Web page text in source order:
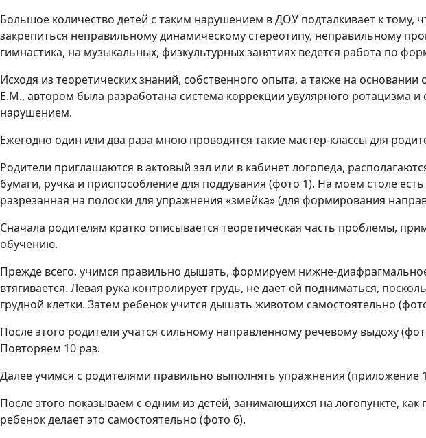
Большое количество детей с таким нарушением в ДОУ подталкивает к
закрепиться неправильному динамическому стереотипу, неправильному
гимнастика, на музыкальных, физкультурных занятиях ведется работа по
Исходя из теоретических знаний, собственного опыта, а также на
Е.М., автором была разработана система коррекции увулярного ротацизма
нарушением.
Ежегодно один или два раза мною проводятся такие мастер-классы для
Родители приглашаются в актовый зал или в кабинет логопеда,
бумаги, ручка и приспособление для поддувания (фото 1). На моем столе
разрезанная на полоски для упражнения «змейка» (для формирования
Сначала родителям кратко описывается теоретическая часть проблемы,
обучению.
Прежде всего, учимся правильно дышать, формируем нижне-
втягивается. Левая рука контролирует грудь, не дает ей подниматься,
грудной клетки. Затем ребенок учится дышать животом самостоятельно
После этого родители учатся сильному направленному речевому выдоху
Повторяем 10 раз.
Далее учимся с родителями правильно выполнять упражнения (приложение
После этого показываем с одним из детей, занимающихся на логопункте,
ребенок делает это самостоятельно (фото 6).